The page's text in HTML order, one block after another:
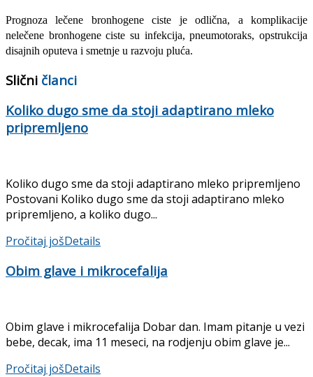
Prognoza lečene bronhogene ciste je odlična, a komplikacije
nelečene bronhogene ciste su infekcija, pneumotoraks, opstrukcija
disajnih oputeva i smetnje u razvoju pluća.
Slični članci
Koliko dugo sme da stoji adaptirano mleko
pripremljeno
Koliko dugo sme da stoji adaptirano mleko pripremljeno
Postovani Koliko dugo sme da stoji adaptirano mleko
pripremljeno, a koliko dugo...
Pročitaj jošDetails
Obim glave i mikrocefalija
Obim glave i mikrocefalija Dobar dan. Imam pitanje u vezi
bebe, decak, ima 11 meseci, na rodjenju obim glave je...
Pročitaj jošDetails